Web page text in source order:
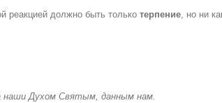
реакцией должно быть только терпение, но ни
наши Духом Святым, данным нам.